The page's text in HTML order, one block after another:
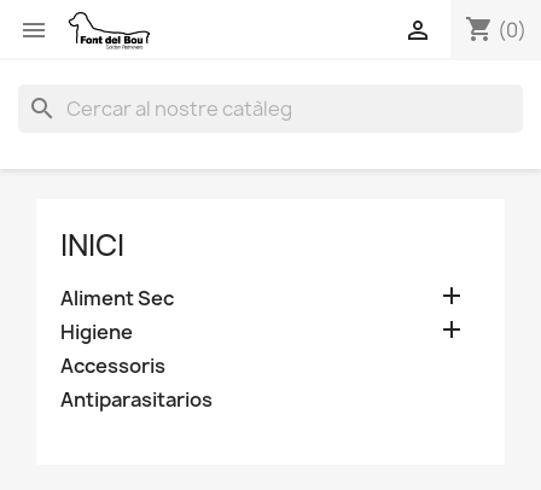
 shopping_cart (0)

search
INICI
Aliment Sec 
Higiene 
Accessoris
Antiparasitarios